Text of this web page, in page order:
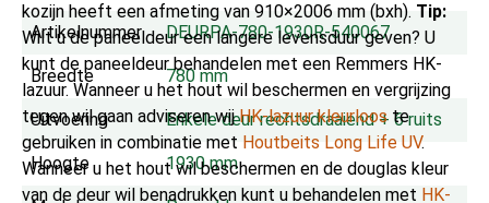
kozijn heeft een afmeting van 910×2006 mm (bxh). Tip:
Wilt u de paneeldeur een langere levensduur geven? U
kunt de paneeldeur behandelen met een Remmers HK-
lazuur. Wanneer u het hout wil beschermen en vergrijzing
tegen wil gaan adviseren wijHK-lazuur kleurlooste
gebruiken in combinatie met Houtbeits Long Life UV.
Wanneer u het hout wil beschermen en de douglas kleur
van de deur wil benadrukken kunt u behandelen met HK-
Artikelnummer DEURPA-780-1930R-540067
Breedte 780 mm
Uitvoering Enkele deur rechtsdraaiend + 6 ruits
Hoogte 1930 mm